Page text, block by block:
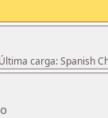
carga: Spanish